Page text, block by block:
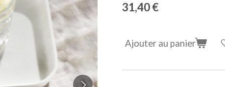
31,40 €
Ajouter au panier